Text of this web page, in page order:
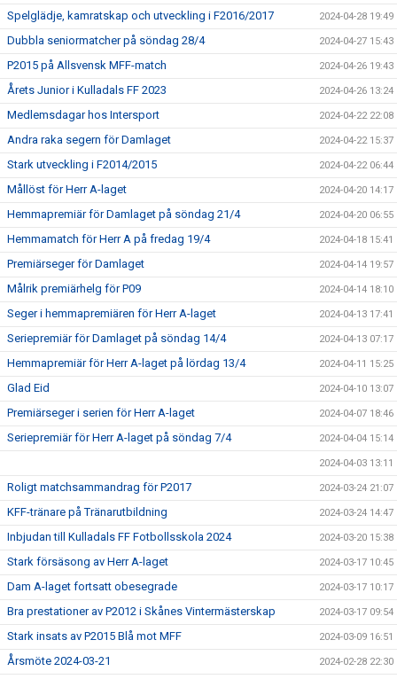
Spelglädje, kamratskap och utveckling i F2016/2017 2024-04-28 19:49
Dubbla seniormatcher på söndag 28/4 2024-04-27 15:43
P2015 på Allsvensk MFF-match 2024-04-26 19:43
Årets Junior i Kulladals FF 2023 2024-04-26 13:24
Medlemsdagar hos Intersport 2024-04-22 22:08
Andra raka segern för Damlaget 2024-04-22 15:37
Stark utveckling i F2014/2015 2024-04-22 06:44
Mållöst för Herr A-laget 2024-04-20 14:17
Hemmapremiär för Damlaget på söndag 21/4 2024-04-20 06:55
Hemmamatch för Herr A på fredag 19/4 2024-04-18 15:41
Premiärseger för Damlaget 2024-04-14 19:57
Målrik premiärhelg för P09 2024-04-14 18:10
Seger i hemmapremiären för Herr A-laget 2024-04-13 17:41
Seriepremiär för Damlaget på söndag 14/4 2024-04-13 07:17
Hemmapremiär för Herr A-laget på lördag 13/4 2024-04-11 15:25
Glad Eid 2024-04-10 13:07
Premiärseger i serien för Herr A-laget 2024-04-07 18:46
Seriepremiär för Herr A-laget på söndag 7/4 2024-04-04 15:14
2024-04-03 13:11
Roligt matchsammandrag för P2017 2024-03-24 21:07
KFF-tränare på Tränarutbildning 2024-03-24 14:47
Inbjudan till Kulladals FF Fotbollsskola 2024 2024-03-20 15:38
Stark försäsong av Herr A-laget 2024-03-17 10:45
Dam A-laget fortsatt obesegrade 2024-03-17 10:17
Bra prestationer av P2012 i Skånes Vintermästerskap 2024-03-17 09:54
Stark insats av P2015 Blå mot MFF 2024-03-09 16:51
Årsmöte 2024-03-21 2024-02-28 22:30